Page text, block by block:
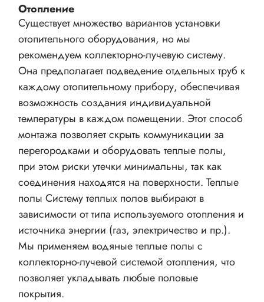
Отопление
Существует множество вариантов установки
отопительного оборудования, но мы
рекомендуем коллекторно-лучевую систему.
Она предполагает подведение отдельных труб к
каждому отопительному прибору, обеспечивая
возможность создания индивидуальной
температуры в каждом помещении. Этот способ
монтажа позволяет скрыть коммуникации за
перегородками и оборудовать теплые полы,
при этом риски утечки минимальны, так как
соединения находятся на поверхности. Теплые
полы Систему теплых полов выбирают в
зависимости от типа используемого отопления и
источника энергии (газ, электричество и пр.).
Мы применяем водяные теплые полы с
коллекторно-лучевой системой отопления, что
позволяет укладывать любые половые
покрытия.